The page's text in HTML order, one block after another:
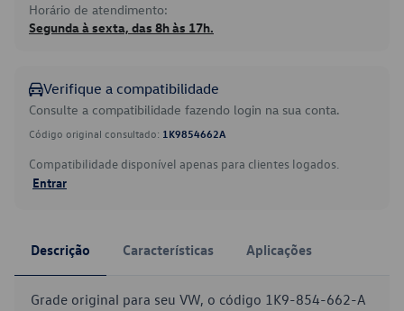
Horário de atendimento:
Segunda à sexta, das 8h às 17h.
Verifique a compatibilidade
Consulte a compatibilidade fazendo login na sua conta.
Código original consultado: 1K9854662A
Compatibilidade disponível apenas para clientes logados.
Entrar
Descrição Características Aplicações
Grade original para seu VW, o código 1K9-854-662-A